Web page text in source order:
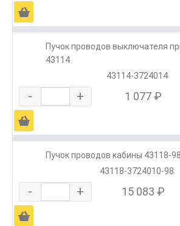
Ä
Пучок проводов выключателя
43114
43114-3724014
- + 1 077 ₽
Ä
Пучок проводов кабины 43118-98
43118-3724010-98
- + 15 083 ₽
Ä